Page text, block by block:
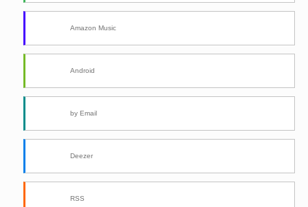
Amazon Music
Android
by Email
Deezer
RSS